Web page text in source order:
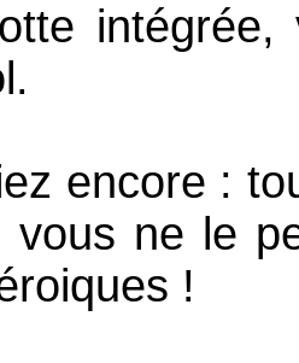
encore :
vous ne le
!